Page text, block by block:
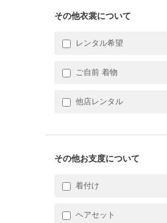
その他衣裳について
レンタル希望
ご自前 着物
他店レンタル
その他お支度について
着付け
ヘアセット